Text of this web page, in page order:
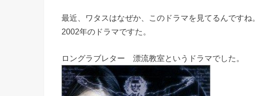
最近、ワタスはなぜか、このドラマを見てるんですね。
2002年のドラマですた。
ロングラブレター 漂流教室というドラマでした。